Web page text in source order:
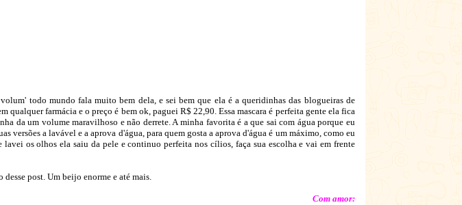
todo mundo fala muito bem dela, e sei bem que ela é a queridinhas das blogueiras de
qualquer farmácia e o preço é bem ok, paguei R$ 22,90. Essa mascara é perfeita gente ela fica
da um volume maravilhoso e não derrete. A minha favorita é a que sai com água porque eu
versões a lavável e a aprova d'água, para quem gosta a aprova d'água é um máximo, como eu
lavei os olhos ela saiu da pele e continuo perfeita nos cílios, faça sua escolha e vai em frente
post. Um beijo enorme e até mais.
Com amor: